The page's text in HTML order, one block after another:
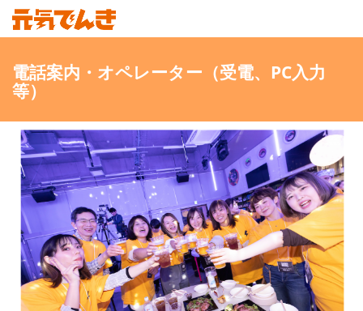
電話案内・オペレーター（受電、PC入力
等）